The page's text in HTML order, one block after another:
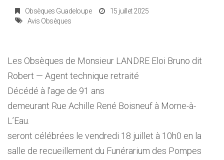
Obsèques Guadeloupe
15 juillet 2025
Avis Obsèques
Les Obsèques de Monsieur LANDRE Eloi Bruno dit
Robert — Agent technique retraité
Décédé à l’age de 91 ans
demeurant Rue Achille René Boisneuf à Morne-à-
L’Eau.
seront célébrées le vendredi 18 juillet à 10h0 en la
salle de recueillement du Funérarium des Pompes